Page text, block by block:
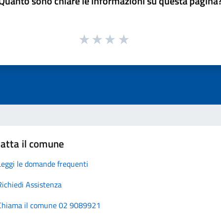
il comune
le domande frequenti
Assistenza
il comune 02 9089921